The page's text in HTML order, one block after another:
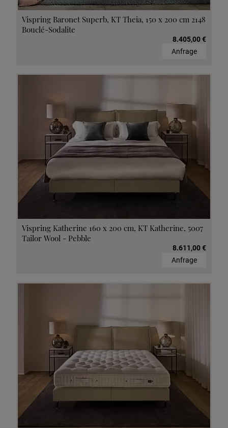
Vispring Baronet Superb, KT Theia, 150 x 200 cm 2148
Bouclé-Sodalite
8.405,00 €
Anfrage
Vispring Katherine 160 x 200 cm, KT Katherine, 5007
Tailor Wool - Pebble
8.611,00 €
Anfrage